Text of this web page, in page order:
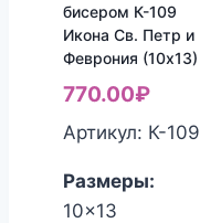
бисером К-109
Икона Св. Петр и
Феврония (10х13)
770.00₽
Артикул: К-109
Размеры:
10x13